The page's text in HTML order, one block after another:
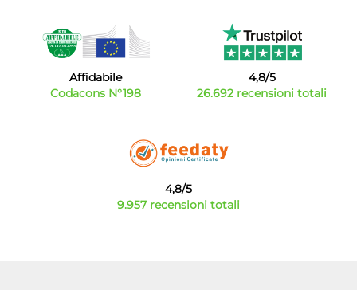
Affidabile
Codacons N°198
4,8/5
26.692 recensioni totali
4,8/5
9.957 recensioni totali